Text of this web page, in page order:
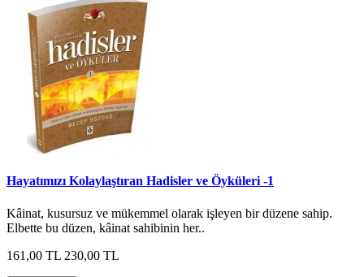
Hayatımızı Kolaylaştıran Hadisler ve Öyküleri -1
Kâinat, kusursuz ve mükemmel olarak işleyen bir düzene sahip.
Elbette bu düzen, kâinat sahibinin her..
161,00 TL 230,00 TL